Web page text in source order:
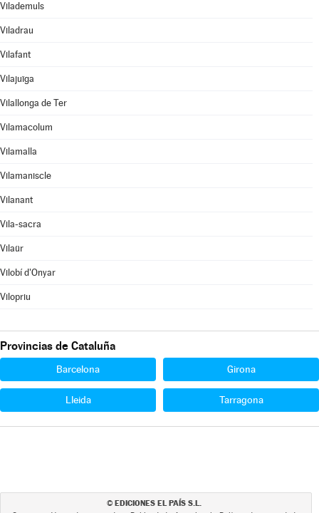
Vilademuls
Viladrau
Vilafant
Vilajuïga
Vilallonga de Ter
Vilamacolum
Vilamalla
Vilamaniscle
Vilanant
Vila-sacra
Vilaür
Vilobí d'Onyar
Vilopriu
Provincias de Cataluña
Barcelona Girona
Lleida Tarragona
© EDICIONES EL PAÍS S.L.